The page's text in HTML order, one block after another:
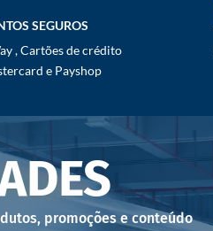
SEGUROS
, Cartões de crédito
e Payshop
promoções e conteúdo